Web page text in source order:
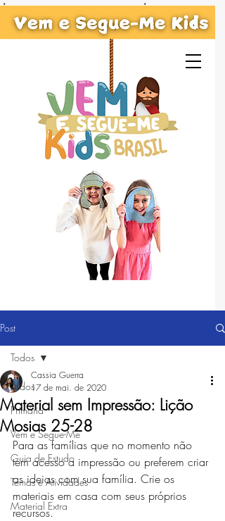
Post
Todos
Primária
Vem e Segue-Me
Guia de Estudo
Temas e Atividades
Material Extra
Todos
Material sem Impressão: Lição
Mosias 25-28
Cassia Guerra
17 de mai. de 2020
Para as famílias que no momento não
tem acesso a impressão ou preferem criar
as ideias com sua família. Crie os
materiais em casa com seus próprios
recursos.